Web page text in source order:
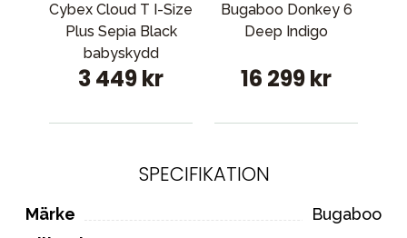
Cybex Cloud T I-Size
Plus Sepia Black
babyskydd
3 449 kr
Bugaboo Donkey 6
Deep Indigo
16 299 kr
SPECIFIKATION
Märke
Bugaboo